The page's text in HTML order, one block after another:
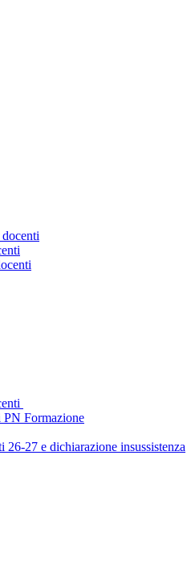
PN Formazione
27 e dichiarazione insussistenza